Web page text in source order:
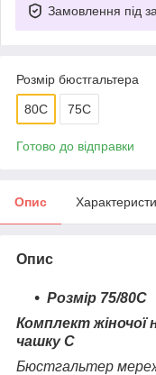
Замовлення під
Розмір бюстгальтера
80C 75C
Готово до відправки
Опис
Опис
Розмір 75/80С
Комплект жіночої
чашку С
Бюстгальтер